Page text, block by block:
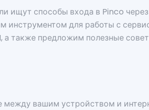
ищут способы входа в Pinco через
инструментом для работы с
а также предложим полезные
между вашим устройством и